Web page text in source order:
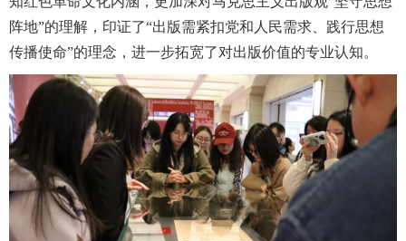
阵地”的理解，印证了“出版需紧扣党和人民需求、践行思想
传播使命”的理念，进一步拓宽了对出版价值的专业认知。